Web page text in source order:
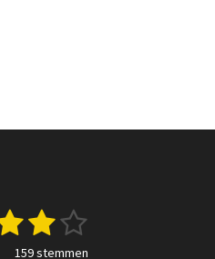
4 5
159 stemmen